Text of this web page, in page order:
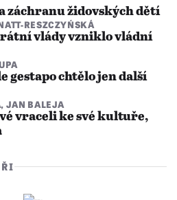
židovských dětí
RESZCZYŃSKÁ
vlády vzniklo vládní
gestapo chtělo jen další
, JAN BALEJA
vraceli ke své kultuře,